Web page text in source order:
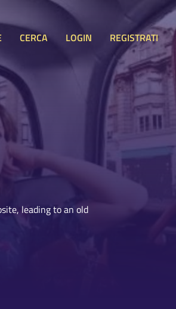
CERCA LOGIN REGISTRATI
leading to an old